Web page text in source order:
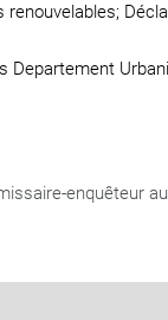
Departement
enquêteur